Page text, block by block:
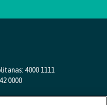
4000 1111
0000